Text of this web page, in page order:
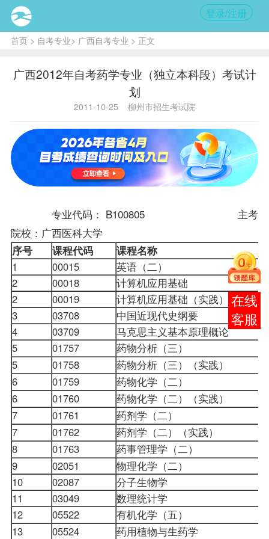
登录/注册
首页> 自考专业> 广西自考专业 > 正文
广西2012年自考药学专业（独立本科段）考试计
划
2011-10-25 柳州市招生考试院
专业代码： B100805 主考
院校：广西医科大学
序号 课程代码
课程名称
1
00015
英语（二）
2
00018
计算机应用基础
2
00019
计算机应用基础（实践）
3
03708
中国近现代史纲要
4
03709
马克思主义基本原理概论
5
01757 药物分析（三）
5 01758 药物分析（三）（实践）
6 01759 药物化学 （ 二 ）
6 01760 药物化学（ 二 ）（实践）
7 01761 药剂学 （ 二 ）
7 01762 药剂学 （ 二 ）（实践）
8 01763 药事管理学 （ 二 ）
9 02051
物理化学（二）
10
02087
分子生物学
11
03049
数理统计学
12
05522 有机化学 （五）
13 05524
药用植物与生药学
在线
客服